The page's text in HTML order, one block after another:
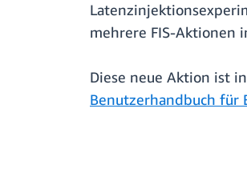
mehrere FIS-Aktionen
Diese neue Aktion ist
Benutzerhandbuch für